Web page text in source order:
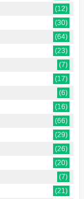
(12)
(30)
(64)
(23)
(7)
(17)
(6)
(16)
(66)
(29)
(26)
(20)
(7)
(21)